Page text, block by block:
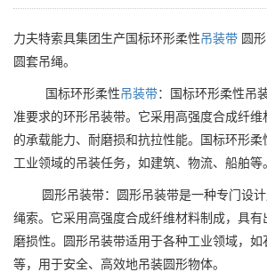
力夫特索具集团生产国标环形柔性吊装带 圆形
圆套吊绳。
国标环形柔性吊装带：国标环形柔性吊
准要求的环形吊装带。它采用高强度合成纤
的承载能力、耐磨损和抗拉性能。国标环形
工业领域的吊装任务，如建筑、物流、船舶等。
圆形吊装带：圆形吊装带是一种专门设计
绳索。它采用高强度合成纤维材料制成，具
磨损性。圆形吊装带适用于各种工业领域，
等，用于安全、高效地吊装圆形物体。